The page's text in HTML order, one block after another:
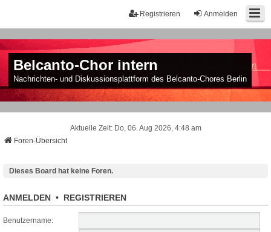
Anmelden
Registrieren
Belcanto-Chor intern
Nachrichten- und Diskussionsplattform des Belcanto-Chores Berlin
Aktuelle Zeit: Do, 06. Aug 2026, 4:48 am
Foren-Übersicht
Dieses Board hat keine Foren.
ANMELDEN • REGISTRIEREN
Benutzername: